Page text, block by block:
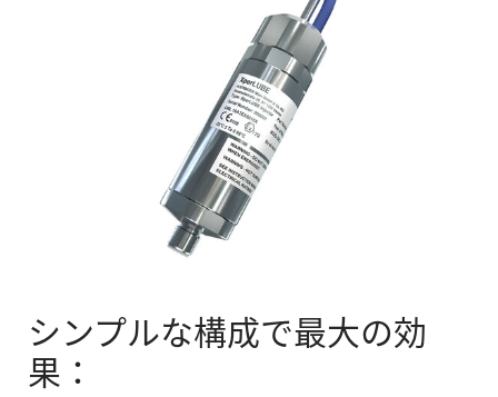
シンプルな構成で最大の効
果：